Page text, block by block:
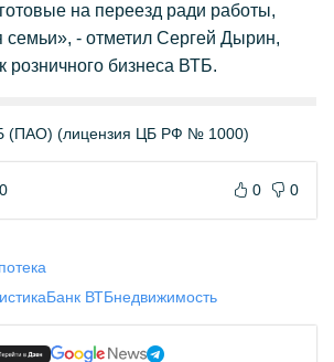
на переезд ради работы,
семьи», - отметил Сергей Дырин,
розничного бизнеса ВТБ.
(ПАО) (лицензия ЦБ РФ № 1000)
0 0
Банк ВТБнедвижимость